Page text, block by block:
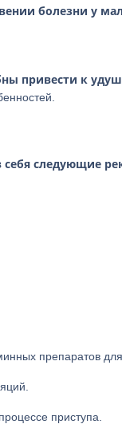
болезни у
привести к
себя следующие
препаратов
приступа.